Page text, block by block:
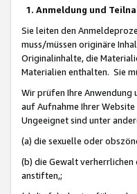
1. Anmeldung und
Sie leiten den
muss/müssen originäre
Originalinhalte, die
Materialien enthalten. Sie
Wir prüfen Ihre Anwendung
auf Aufnahme Ihrer
Ungeeignet sind unter
(a) die sexuelle oder
(b) die Gewalt
anstiften,;